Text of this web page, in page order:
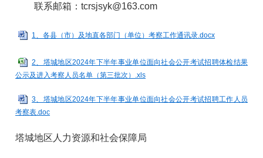
联系邮箱：tcrsjsyk@163.com
1、各县（市）及地直各部门（单位）考察工作通讯录.docx
2、塔城地区2024年下半年事业单位面向社会公开考试招聘体检结果
公示及进入考察人员名单（第三批次）.xls
3、塔城地区2024年下半年事业单位面向社会公开考试招聘工作人员
考察表.doc
塔城地区人力资源和社会保障局